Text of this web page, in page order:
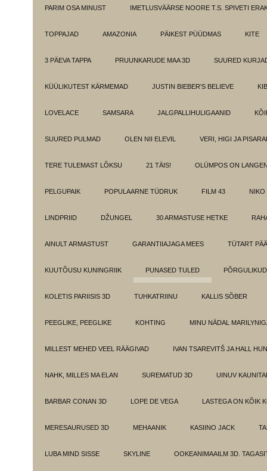
PARIM OSA MINUST IMETLUSVÄÄRSE NOORE T.S. SPIVETI
TOPPAJAD AMAZONIA PÄIKEST PÜÜDMAS KITE
3 PÄEVA TAPPA PRUUNKARUDE MAA 3D SUURED
KÜÜLIKUTEST KÄRMEMAD JUSTIN BIEBER'S BELIEVE
LOVELACE SAMSARA JALGPALLIHULIGAANID
SUURED PULMAD OLEN NII ELEVIL VERI, HIGI JA
TERE TULEMAST LÕKSU 21 TÄIS! OLÜMPOS ON
PELGUPAIK POPULAARNE TÜDRUK FILM 43 NIKO
LINDPRIID DŽUNGEL 30 ARMASTUSE HETKE
AINULT ARMASTUST GARANTIIAJAGA MEES TÜTART
KUUTÕUSU KUNINGRIIK PUNASED TULED
KOLETIS PARIISIS 3D TUHKATRIINU KALLIS SÕBER
PEEGLIKE, PEEGLIKE KOHTING MINU NÄDAL
MILLEST MEHED VEEL RÄÄGIVAD IVAN TSAREVITŠ JA HALL
NAHK, MILLES MA ELAN SUREMATUD 3D UINUV
BARBAR CONAN 3D LOPE DE VEGA LASTEGA ON KÕIK
MERESAURUSED 3D MEHAANIK KASIINO JACK
LUBA MIND SISSE SKYLINE OOKEANIMAAILM 3D.